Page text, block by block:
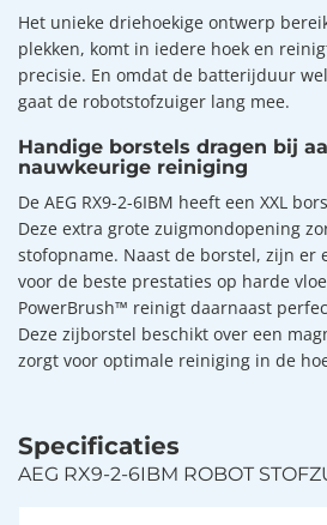
Het unieke driehoekige ontwerp
plekken, komt in iedere hoek en
precisie. En omdat de batterijduur
gaat de robotstofzuiger lang mee.
Handige borstels dragen bij
nauwkeurige reiniging
De AEG RX9-2-6IBM heeft een XXL
Deze extra grote zuigmondopening
stofopname. Naast de borstel, zijn er
voor de beste prestaties op harde
PowerBrush™ reinigt daarnaast
Deze zijborstel beschikt over een
zorgt voor optimale reiniging in de
Specificaties
AEG RX9-2-6IBM ROBOT